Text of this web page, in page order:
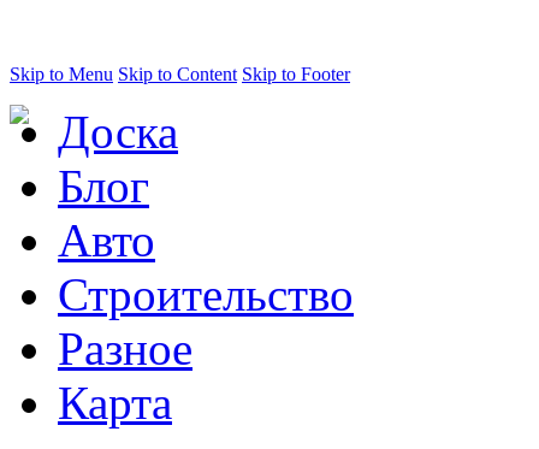
Skip to Menu Skip to Content Skip to Footer
Доска
Блог
Авто
Строительство
Разное
Карта